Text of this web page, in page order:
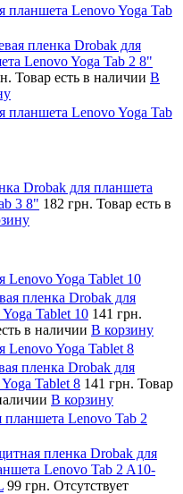
планшета Lenovo Yoga Tab
пленка Drobak для
Lenovo Yoga Tab 2 8"
Товар есть в наличии В
планшета Lenovo Yoga Tab
Drobak для планшета
3 8" 182 грн. Товар есть в
Lenovo Yoga Tablet 10
пленка Drobak для
Tablet 10 141 грн.
в наличии В корзину
Lenovo Yoga Tablet 8
пленка Drobak для
Tablet 8 141 грн. Товар
В корзину
Lenovo Tab 2
пленка Drobak для
Lenovo Tab 2 A10-
99 грн. Отсутствует